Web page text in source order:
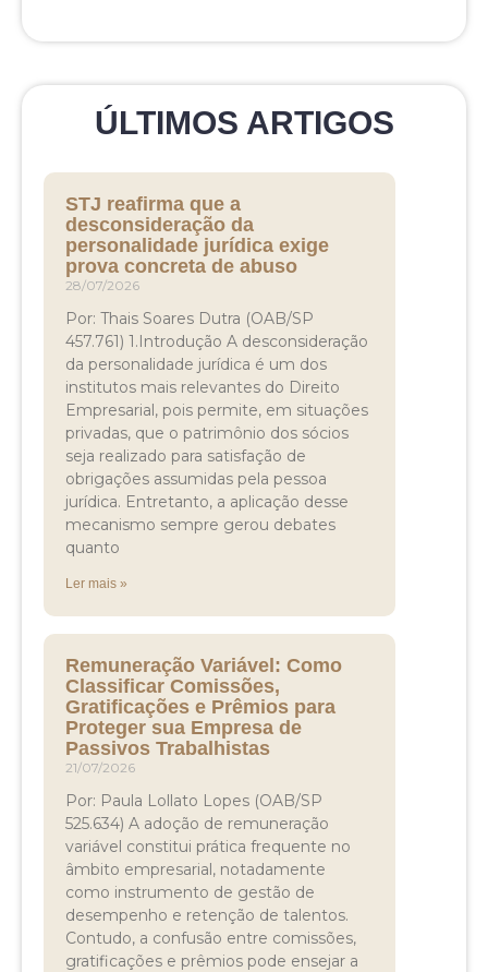
ÚLTIMOS ARTIGOS
STJ reafirma que a
desconsideração da
personalidade jurídica exige
prova concreta de abuso
28/07/2026
Por: Thais Soares Dutra (OAB/SP
457.761) 1.Introdução A desconsideração
da personalidade jurídica é um dos
institutos mais relevantes do Direito
Empresarial, pois permite, em situações
privadas, que o patrimônio dos sócios
seja realizado para satisfação de
obrigações assumidas pela pessoa
jurídica. Entretanto, a aplicação desse
mecanismo sempre gerou debates
quanto
Ler mais »
Remuneração Variável: Como
Classificar Comissões,
Gratificações e Prêmios para
Proteger sua Empresa de
Passivos Trabalhistas
21/07/2026
Por: Paula Lollato Lopes (OAB/SP
525.634) A adoção de remuneração
variável constitui prática frequente no
âmbito empresarial, notadamente
como instrumento de gestão de
desempenho e retenção de talentos.
Contudo, a confusão entre comissões,
gratificações e prêmios pode ensejar a